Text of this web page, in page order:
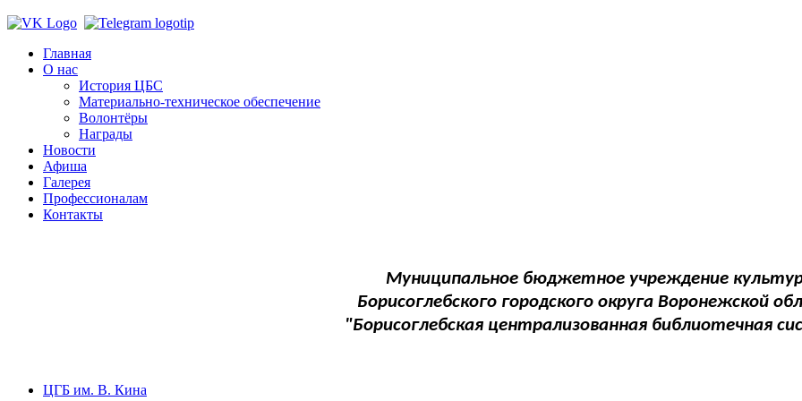
Главная
О нас
История ЦБС
Материально-техническое обеспечение
Волонтёры
Награды
Новости
Афиша
Галерея
Профессионалам
Контакты
Муниципальное бюджетное учреждение
Борисоглебского городского округа Воронежской
"Борисоглебская централизованная библиотечная
ЦГБ им. В. Кина